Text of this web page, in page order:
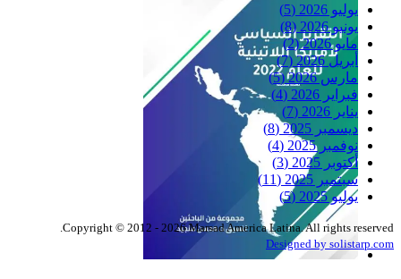
يوليو 2026
(5)
يونيو 2026
(8)
مايو 2026
(2)
أبريل 2026
(7)
مارس 2026
(5)
فبراير 2026
(4)
يناير 2026
(7)
ديسمبر 2025
(8)
نوفمبر 2025
(4)
أكتوبر 2025
(3)
سبتمبر 2025
(11)
يوليو 2025
(5)
Copyright © 2012 - 2026 Marsad America Latina. All rights reserved.
Designed by solistarp.com